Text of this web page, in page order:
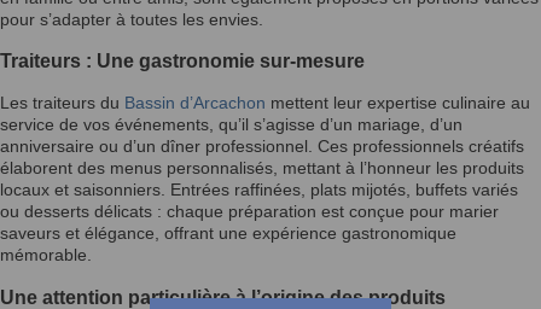
pour s’adapter à toutes les envies.
Traiteurs : Une gastronomie sur-mesure
Les traiteurs du Bassin d’Arcachon mettent leur expertise culinaire au
service de vos événements, qu’il s’agisse d’un mariage, d’un
anniversaire ou d’un dîner professionnel. Ces professionnels créatifs
élaborent des menus personnalisés, mettant à l’honneur les produits
locaux et saisonniers. Entrées raffinées, plats mijotés, buffets variés
ou desserts délicats : chaque préparation est conçue pour marier
saveurs et élégance, offrant une expérience gastronomique
mémorable.
Une attention particulière à l’origine des produits